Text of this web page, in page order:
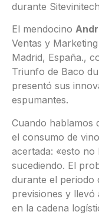
durante
El mendocino
Ventas y
Madrid, España.,
Triunfo de Baco
presentó sus
espumantes.
Cuando hablamos
el consumo de
acertada: «esto
sucediendo. El
durante el periodo
previsiones y
en la cadena